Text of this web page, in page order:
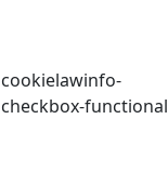
cookielawinfo-
checkbox-functional